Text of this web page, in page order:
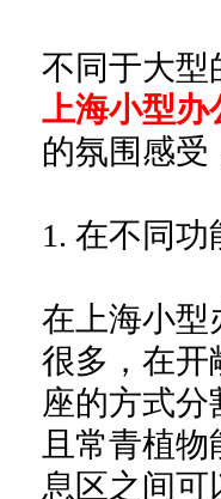
不同于大型
上海小型办
的氛围感
1. 在不同
在上海小型
很多，在开
座的方式
且常青植
息区之间可